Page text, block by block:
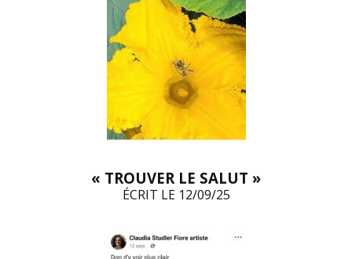
« TROUVER LE SALUT »
ÉCRIT LE 12/09/25